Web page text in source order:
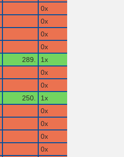
0x
0x
0x
0x
289.
1x
0x
0x
250.
1x
0x
0x
0x
0x